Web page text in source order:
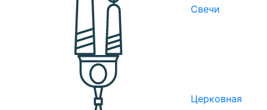
Свечи
Церковная